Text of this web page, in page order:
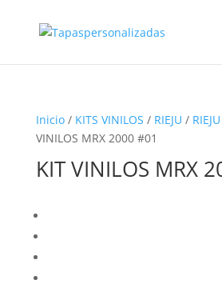
Inicio/ KITS VINILOS / RIEJU /
VINILOS MRX 2000 #01
KIT VINILOS MRX